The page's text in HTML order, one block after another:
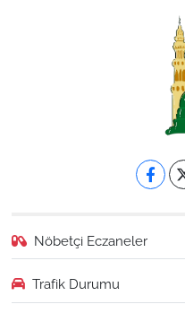
Nöbetçi Eczaneler
Trafik Durumu